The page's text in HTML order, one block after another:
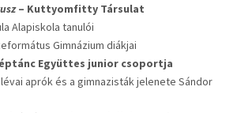
– Kuttyomfitty Társulat
Alapiskola tanulói
Gimnázium diákjai
Együttes junior csoportja
lévai aprók és a gimnazisták jelenete Sándor